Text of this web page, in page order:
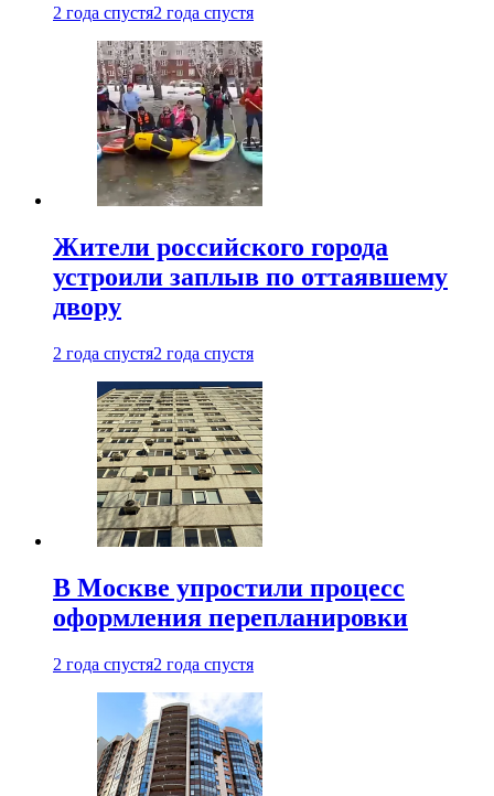
2 года спустя2 года спустя
Жители российского города
устроили заплыв по оттаявшему
двору
2 года спустя2 года спустя
В Москве упростили процесс
оформления перепланировки
2 года спустя2 года спустя